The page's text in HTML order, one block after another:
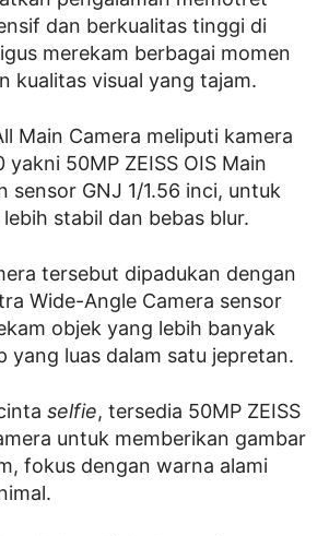
dan berkualitas tinggi di
merekam berbagai momen
kualitas visual yang tajam.
Main Camera meliputi kamera
50MP ZEISS OIS Main
sensor GNJ 1/1.56 inci, untuk
stabil dan bebas blur.
tersebut dipadukan dengan
Wide-Angle Camera sensor
objek yang lebih banyak
yang luas dalam satu jepretan.
selfie, tersedia 50MP ZEISS
untuk memberikan gambar
fokus dengan warna alami